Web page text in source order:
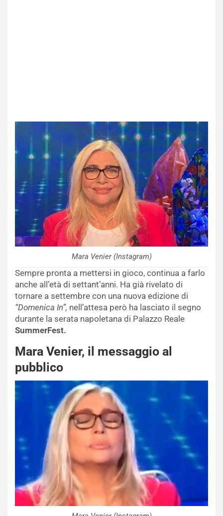
Mara Venier (Instagram)
Sempre pronta a mettersi in gioco, continua a farlo
anche all’età di settant’anni. Ha già rivelato di
tornare a settembre con una nuova edizione di
“Domenica In”, nell’attesa però ha lasciato il segno
durante la serata napoletana di Palazzo Reale
SummerFest.
Mara Venier, il messaggio al
pubblico